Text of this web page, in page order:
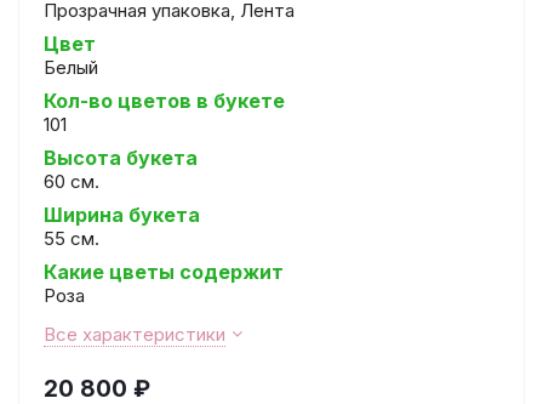
Прозрачная упаковка, Лента
Цвет
Белый
Кол-во цветов в букете
101
Высота букета
60 см.
Ширина букета
55 см.
Какие цветы содержит
Роза
Все характеристики
20 800 ₽